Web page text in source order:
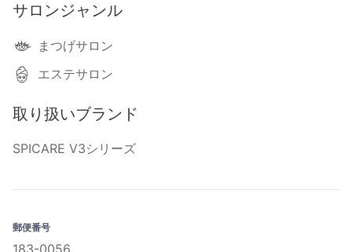
サロンジャンル
まつげサロン
エステサロン
取り扱いブランド
SPICARE V3シリーズ
郵便番号